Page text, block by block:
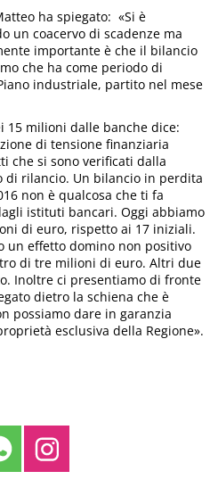
ha spiegato: «Si è
un coacervo di scadenze ma
importante è che il bilancio
che ha come periodo di
industriale, partito nel mese
15 milioni dalle banche dice:
di tensione finanziaria
che si sono verificati dalla
di rilancio. Un bilancio in perdita
non è qualcosa che ti fa
istituti bancari. Oggi abbiamo
di euro, rispetto ai 17 iniziali.
un effetto domino non positivo
di tre milioni di euro. Altri due
Inoltre ci presentiamo di fronte
dietro la schiena che è
possiamo dare in garanzia
esclusiva della Regione».